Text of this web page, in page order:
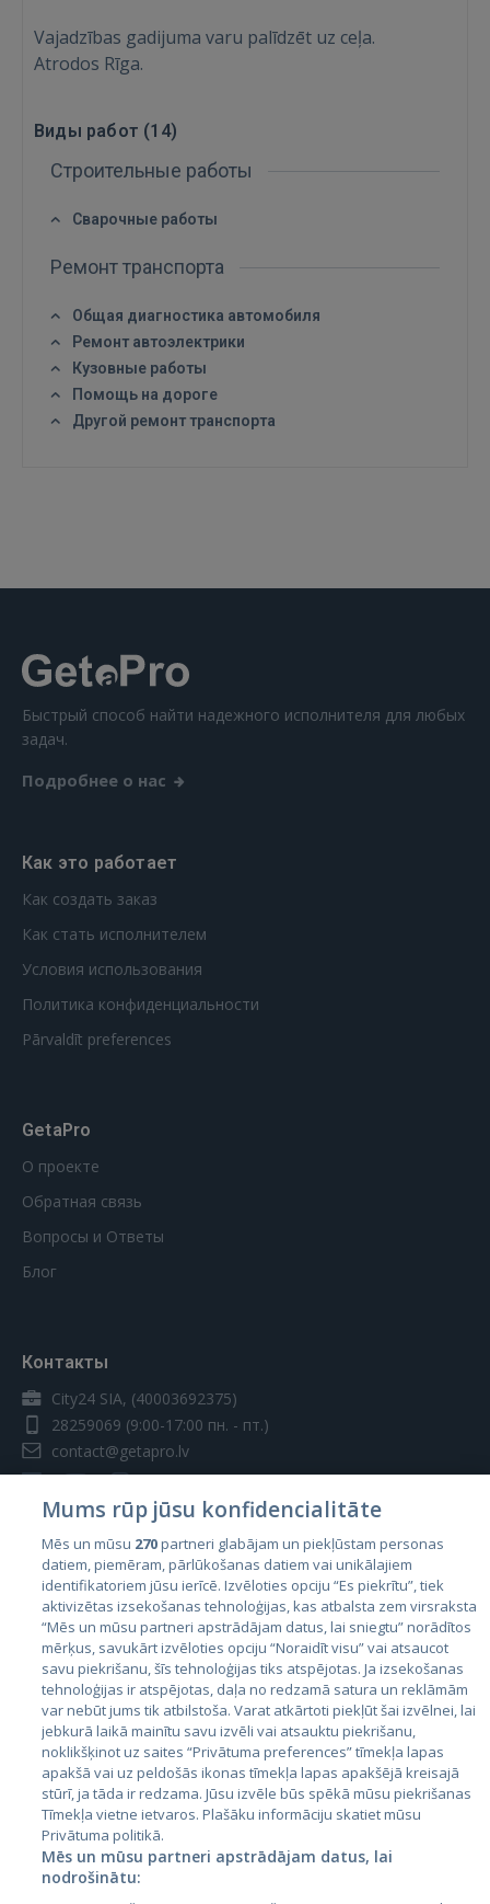
 Sign in with Apple
Ещё не зарегистрированы?
Vajadzības gadijuma varu palīdzēt uz ceļa.
Atrodos Rīga.
Виды работ (14)
Строительные работы
Сварочные работы
Ремонт транспорта
Общая диагностика автомобиля
Ремонт автоэлектрики
Кузовные работы
Помощь на дороге
Другой ремонт транспорта
Быстрый способ найти надежного исполнителя для любых
задач.
Подробнее о нас
Как это работает
Как создать заказ
Как стать исполнителем
Условия использования
Политика конфиденциальности
Pārvaldīt preferences
GetaPro
О проекте
Обратная связь
Вопросы и Ответы
Блог
Контакты
City24 SIA, (40003692375)
28259069 (9:00-17:00 пн. - пт.)
contact@getapro.lv
Страны
Эстония
Латвия
Литва
City24.lv
Mums rūp jūsu konfidencialitāte
Mēs un mūsu 270partneri glabājam un piekļūstam personas
datiem, piemēram, pārlūkošanas datiem vai unikālajiem
identifikatoriem jūsu ierīcē. Izvēloties opciju “Es piekrītu”, tiek
aktivizētas izsekošanas tehnoloģijas, kas atbalsta zem virsraksta
“Mēs un mūsu partneri apstrādājam datus, lai sniegtu” norādītos
mērķus, savukārt izvēloties opciju “Noraidīt visu” vai atsaucot
savu piekrišanu, šīs tehnoloģijas tiks atspējotas. Ja izsekošanas
tehnoloģijas ir atspējotas, daļa no redzamā satura un reklāmām
var nebūt jums tik atbilstoša. Varat atkārtoti piekļūt šai izvēlnei, lai
jebkurā laikā mainītu savu izvēli vai atsauktu piekrišanu,
noklikšķinot uz saites “Privātuma preferences” tīmekļa lapas
apakšā vai uz peldošās ikonas tīmekļa lapas apakšējā kreisajā
stūrī, ja tāda ir redzama. Jūsu izvēle būs spēkā mūsu piekrišanas
Tīmekļa vietne ietvaros. Plašāku informāciju skatiet mūsu
Privātuma politikā.
Mēs un mūsu partneri apstrādājam datus, lai
nodrošinātu: